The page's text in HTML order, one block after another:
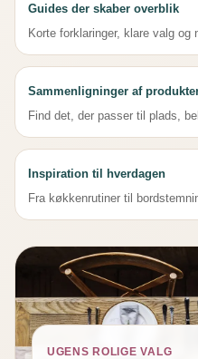
Guides der skaber overblik
Korte forklaringer, klare valg og
Sammenligninger af
Find det, der passer til plads,
Inspiration til hverdagen
Fra køkkenrutiner til
UGENS ROLIGE VALG